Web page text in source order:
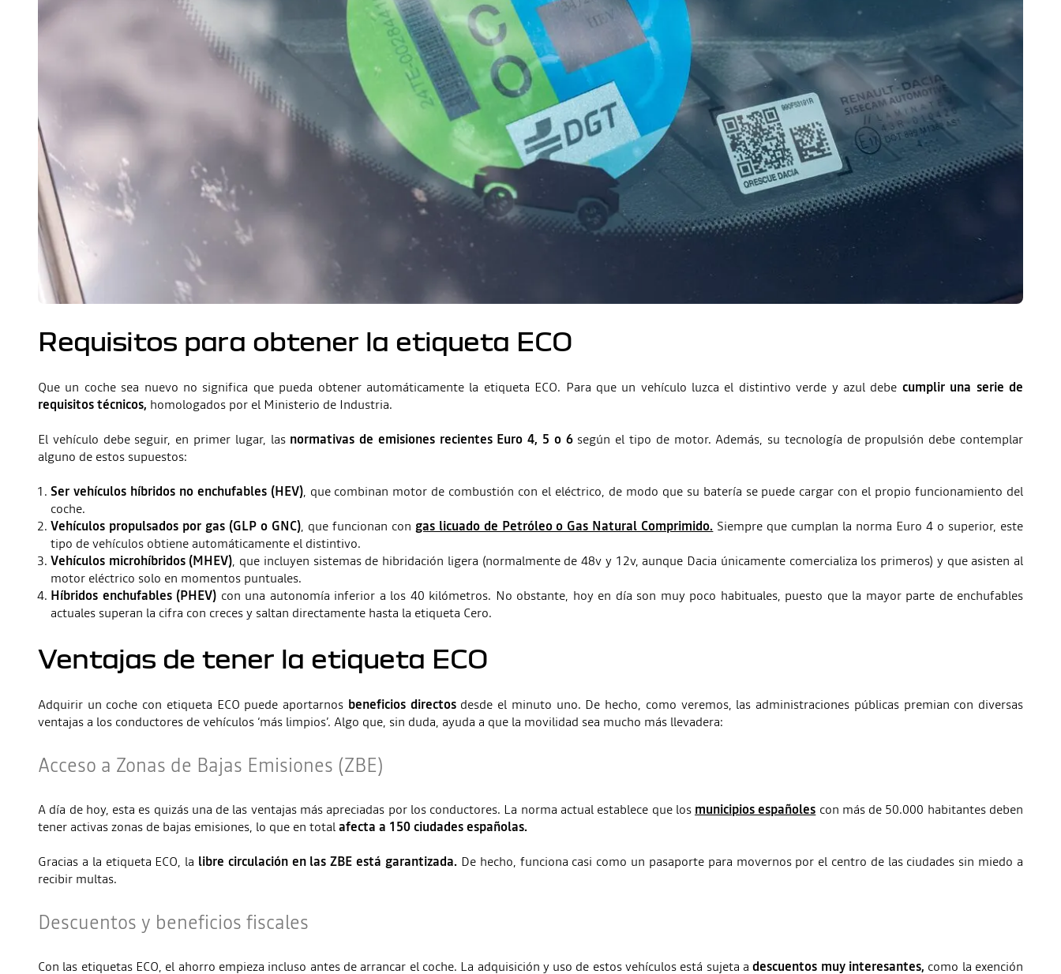
Requisitos para obtener la etiqueta ECO
Que un coche sea nuevo no significa que pueda obtener automáticamente la etiqueta ECO. Para que un vehículo luzca el distintivo verde y azul debe cumplir una serie de
requisitos técnicos, homologados por el Ministerio de Industria.
El vehículo debe seguir, en primer lugar, las normativas de emisiones recientes Euro 4, 5 o 6 según el tipo de motor. Además, su tecnología de propulsión debe contemplar
alguno de estos supuestos:
Ser vehículos híbridos no enchufables (HEV), que combinan motor de combustión con el eléctrico, de modo que su batería se puede cargar con el propio funcionamiento del
coche.
Vehículos propulsados por gas (GLP o GNC), que funcionan con gas licuado de Petróleo o Gas Natural Comprimido. Siempre que cumplan la norma Euro 4 o superior, este
tipo de vehículos obtiene automáticamente el distintivo.
Vehículos microhíbridos (MHEV), que incluyen sistemas de hibridación ligera (normalmente de 48v y 12v, aunque Dacia únicamente comercializa los primeros) y que asisten al
motor eléctrico solo en momentos puntuales.
Híbridos enchufables (PHEV) con una autonomía inferior a los 40 kilómetros. No obstante, hoy en día son muy poco habituales, puesto que la mayor parte de enchufables
actuales superan la cifra con creces y saltan directamente hasta la etiqueta Cero.
Ventajas de tener la etiqueta ECO
Adquirir un coche con etiqueta ECO puede aportarnos beneficios directosdesde el minuto uno. De hecho, como veremos, las administraciones públicas premian con diversas
ventajas a los conductores de vehículos ‘más limpios’. Algo que, sin duda, ayuda a que la movilidad sea mucho más llevadera:
Acceso a Zonas de Bajas Emisiones (ZBE)
A día de hoy, esta es quizás una de las ventajas más apreciadas por los conductores. La norma actual establece que los municipios españoles con más de 50.000 habitantes deben
tener activas zonas de bajas emisiones, lo que en totalafecta a 150 ciudades españolas.
Gracias a la etiqueta ECO, la libre circulación en las ZBE está garantizada. De hecho, funciona casi como un pasaporte para movernos por el centro de las ciudades sin miedo a
recibir multas.
Descuentos y beneficios fiscales
Con las etiquetas ECO, el ahorro empieza incluso antes de arrancar el coche. La adquisición y uso de estos vehículos está sujeta adescuentos muy interesantes, como la exención